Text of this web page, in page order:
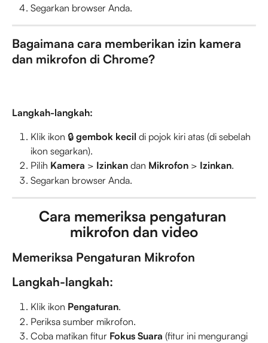
Segarkan browser Anda.
Bagaimana cara memberikan izin kamera
dan mikrofon di Chrome?
Langkah-langkah:
Klik ikon 🔒 gembok kecil di pojok kiri atas (di sebelah
ikon segarkan).
Pilih Kamera > Izinkan dan Mikrofon > Izinkan.
Segarkan browser Anda.
Cara memeriksa pengaturan
mikrofon dan video
Memeriksa Pengaturan Mikrofon
Langkah-langkah:
Klik ikon Pengaturan.
Periksa sumber mikrofon.
Coba matikan fitur Fokus Suara (fitur ini mengurangi